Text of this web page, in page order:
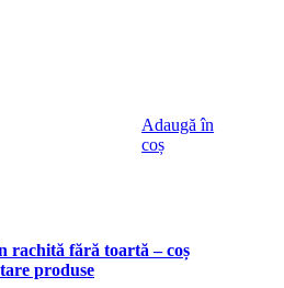
Adaugă în
coș
rachită fără toartă – coș
produse